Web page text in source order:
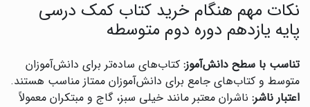
نکات مهم هنگام خرید کتاب کمک درسی
پایه یازدهم دوره دوم متوسطه
تناسب با سطح دانش‌آموز: کتاب‌های ساده‌تر برای دانش‌آموزان
متوسط و کتاب‌های جامع برای دانش‌آموزان ممتاز مناسب هستند.
اعتبار ناشر: ناشران معتبر مانند خیلی سبز، گاج و مبتکران معمولاً